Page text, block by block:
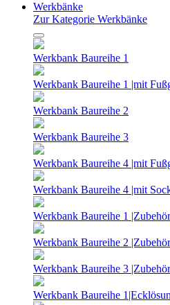
Werkbänke
Zur Kategorie Werkbänke
Werkbank Baureihe 1
Werkbank Baureihe 1 |mit
Werkbank Baureihe 2
Werkbank Baureihe 3
Werkbank Baureihe 4 |mit
Werkbank Baureihe 4 |mit
Werkbank Baureihe 1
Werkbank Baureihe 2
Werkbank Baureihe 3
Werkbank Baureihe